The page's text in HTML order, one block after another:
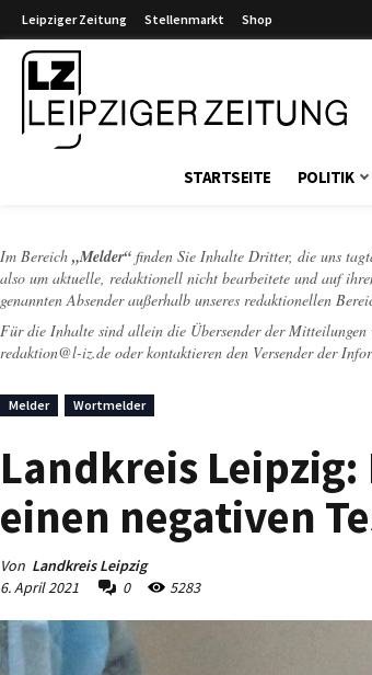
Leipziger Zeitung Stellenmarkt Shop
STARTSEITE POLITIK
Im Bereich „Melder“ finden Sie Inhalte Dritter, die uns
also um aktuelle, redaktionell nicht bearbeitete und auf
genannten Absender außerhalb unseres redaktionellen
Für die Inhalte sind allein die Übersender der Mitteilungen
redaktion@l-iz.de oder kontaktieren den Versender der
Melder Wortmelder
Landkreis
einen negativen
Von Landkreis Leipzig
6. April 2021
0 5283